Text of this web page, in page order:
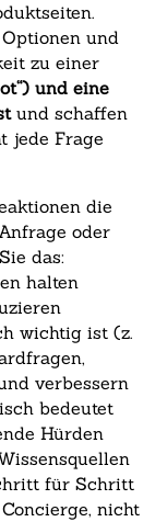
und
zu einer
und eine
und schaffen
jede Frage
die
oder
das:
halten
wichtig ist (z.
verbessern
bedeutet
Hürden
für Schritt
nicht